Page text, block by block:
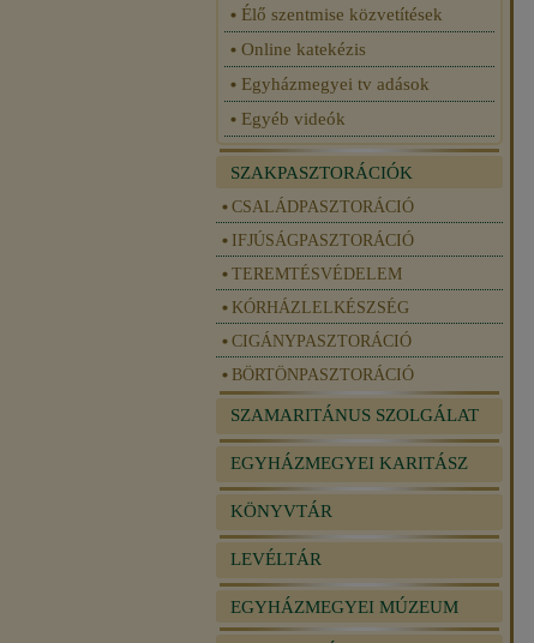
Élő szentmise közvetítések
Online katekézis
Egyházmegyei tv adások
Egyéb videók
SZAKPASZTORÁCIÓK
CSALÁDPASZTORÁCIÓ
IFJÚSÁGPASZTORÁCIÓ
TEREMTÉSVÉDELEM
KÓRHÁZLELKÉSZSÉG
CIGÁNYPASZTORÁCIÓ
BÖRTÖNPASZTORÁCIÓ
SZAMARITÁNUS SZOLGÁLAT
EGYHÁZMEGYEI KARITÁSZ
KÖNYVTÁR
LEVÉLTÁR
EGYHÁZMEGYEI MÚZEUM